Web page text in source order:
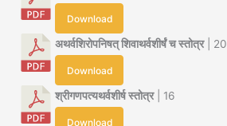
Download
अथर्वशिरोपनिषत् शिवाथर्वशीर्षं च स्तोत्र| 20
Download
श्रीगणपत्यथर्वशीर्ष स्तोत्र| 16
Download